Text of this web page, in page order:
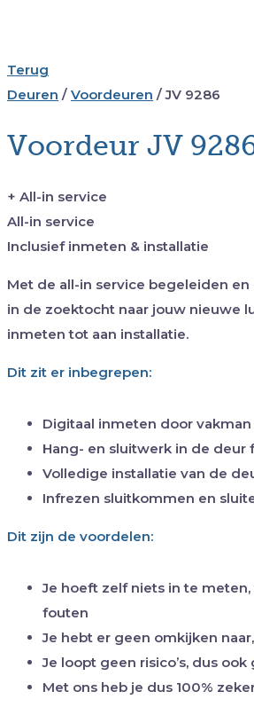
Terug
Deuren / Voordeuren /JV 9286
Voordeur JV
+ All-in service
All-in service
Inclusief inmeten & installatie
Met de all-in service begeleiden
in de zoektocht naar jouw nieuwe
inmeten tot aan installatie.
Dit zit er inbegrepen:
Digitaal inmeten door vakman
Hang- en sluitwerk in de deur
Volledige installatie van de
Infrezen sluitkommen en
Dit zijn de voordelen:
Je hoeft zelf niets in te
fouten
Je hebt er geen omkijken
Je loopt geen risico’s, dus
Met ons heb je dus 100%